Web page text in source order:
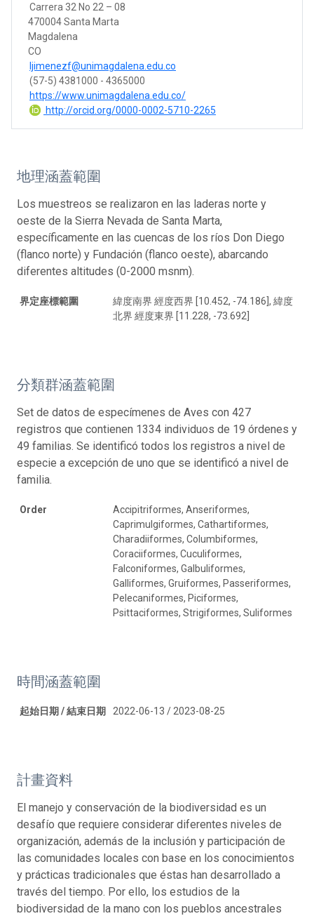
Carrera 32 No 22 – 08
470004 Santa Marta
Magdalena
CO
ljimenezf@unimagdalena.edu.co
(57-5) 4381000 - 4365000
https://www.unimagdalena.edu.co/
http://orcid.org/0000-0002-5710-2265
地理涵蓋範圍
Los muestreos se realizaron en las laderas norte y
oeste de la Sierra Nevada de Santa Marta,
específicamente en las cuencas de los ríos Don Diego
(flanco norte) y Fundación (flanco oeste), abarcando
diferentes altitudes (0-2000 msnm).
界定座標範圍
緯度南界 經度西界 [10.452, -74.186], 緯度
北界 經度東界 [11.228, -73.692]
分類群涵蓋範圍
Set de datos de especímenes de Aves con 427
registros que contienen 1334 individuos de 19 órdenes y
49 familias. Se identificó todos los registros a nivel de
especie a excepción de uno que se identificó a nivel de
familia.
Order
Accipitriformes, Anseriformes,
Caprimulgiformes, Cathartiformes,
Charadiiformes, Columbiformes,
Coraciiformes, Cuculiformes,
Falconiformes, Galbuliformes,
Galliformes, Gruiformes, Passeriformes,
Pelecaniformes, Piciformes,
Psittaciformes, Strigiformes, Suliformes
時間涵蓋範圍
起始日期 / 結束日期 2022-06-13 / 2023-08-25
計畫資料
El manejo y conservación de la biodiversidad es un
desafío que requiere considerar diferentes niveles de
organización, además de la inclusión y participación de
las comunidades locales con base en los conocimientos
y prácticas tradicionales que éstas han desarrollado a
través del tiempo. Por ello, los estudios de la
biodiversidad de la mano con los pueblos ancestrales